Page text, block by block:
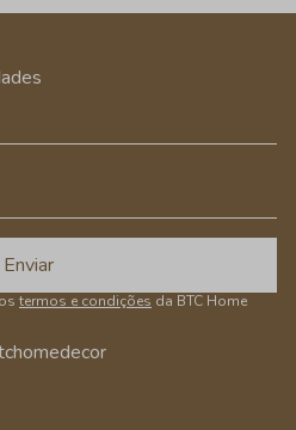
Enviar
termos e condições da BTC Home